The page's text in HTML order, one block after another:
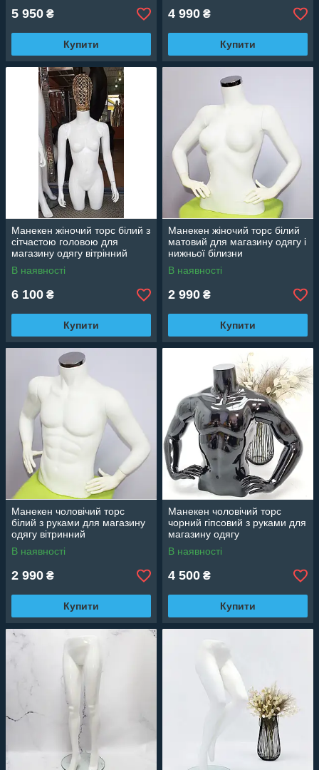
5 950 ₴
Купити
4 990 ₴
Купити
Манекен жіночий торс білий з
сітчастою головою для
магазину одягу вітрінний
В наявності
6 100 ₴
Купити
Манекен жіночий торс білий
матовий для магазину одягу і
нижньої білизни
В наявності
2 990 ₴
Купити
Манекен чоловічий торс
білий з руками для магазину
одягу вітринний
В наявності
2 990 ₴
Купити
Манекен чоловічий торс
чорний гіпсовий з руками для
магазину одягу
В наявності
4 500 ₴
Купити